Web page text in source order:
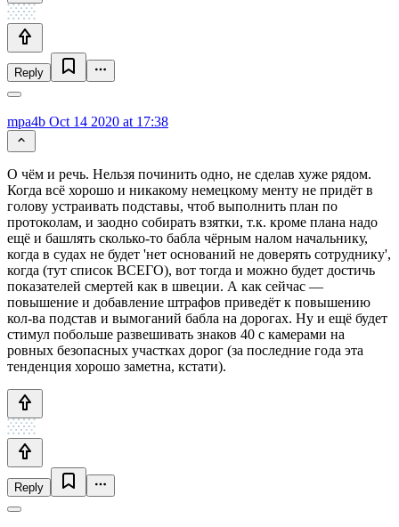
Reply
mpa4b Oct 14 2020 at 17:38
О чём и речь. Нельзя починить одно, не сделав хуже рядом.
Когда всё хорошо и никакому немецкому менту не придёт в
голову устраивать подставы, чтоб выполнить план по
протоколам, и заодно собирать взятки, т.к. кроме плана надо
ещё и башлять сколько-то бабла чёрным налом начальнику,
когда в судах не будет 'нет оснований не доверять сотруднику',
когда (тут список ВСЕГО), вот тогда и можно будет достичь
показателей смертей как в швеции. А как сейчас —
повышение и добавление штрафов приведёт к повышению
кол-ва подстав и вымоганий бабла на дорогах. Ну и ещё будет
стимул побольше развешивать знаков 40 с камерами на
ровных безопасных участках дорог (за последние года эта
тенденция хорошо заметна, кстати).
Reply